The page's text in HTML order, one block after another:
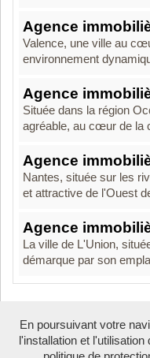
Agence
Valence, une ville au
environnement
Agence
Située dans la région
agréable, au cœur de la
Agence
Nantes, située sur les
et attractive de l'Ouest
Agence
La ville de L'Union,
démarque par son
Boosté par
En poursuivant votre
l'installation et